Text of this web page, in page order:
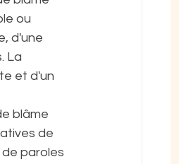
ou
d'une
La
et d'un
blâme
de
paroles